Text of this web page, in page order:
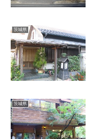
茨城県
茨城県